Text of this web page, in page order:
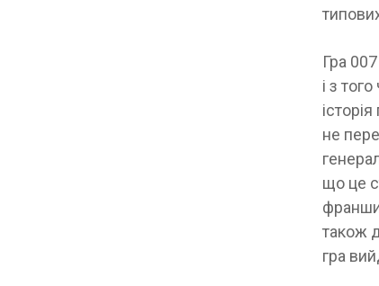
Гра
і з
не
що це
також
гра